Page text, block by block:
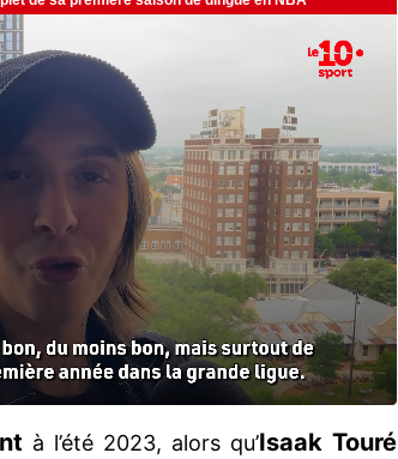
à l’été 2023, alors qu’Isaak Touré